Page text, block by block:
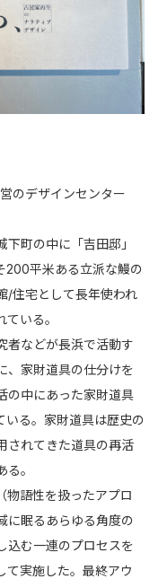
のデザインセンター
町の中に「吉田邸」
200平米ある立派な鰻の
/住宅として長年使われ
いる。
者などが長浜で活動す
、家財道具の仕分けを
の中にあった家財道具
いる。家財道具は歴史の
されてきた道具の再活
。
物語性を扱ったアプロ
に眠るあらゆる角度の
込む一連のプロセスを
て実施した。最終アウ